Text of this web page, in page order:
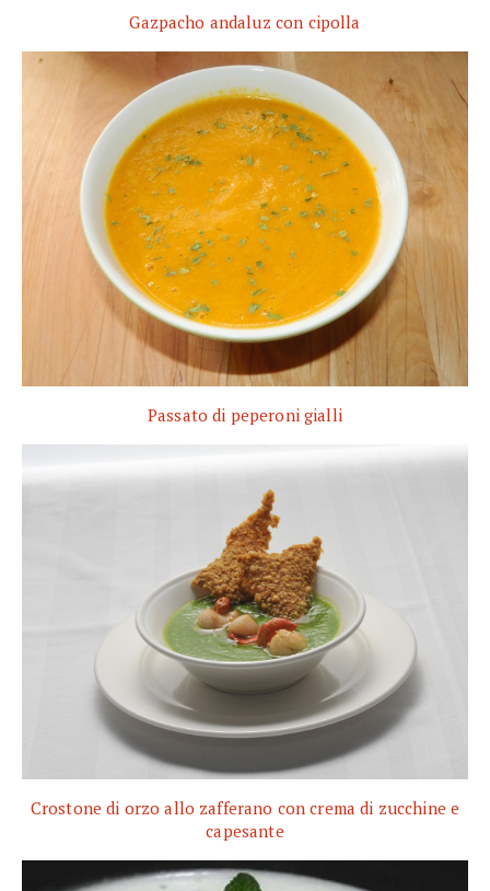
Gazpacho andaluz con cipolla
Passato di peperoni gialli
Crostone di orzo allo zafferano con crema di zucchine e
capesante